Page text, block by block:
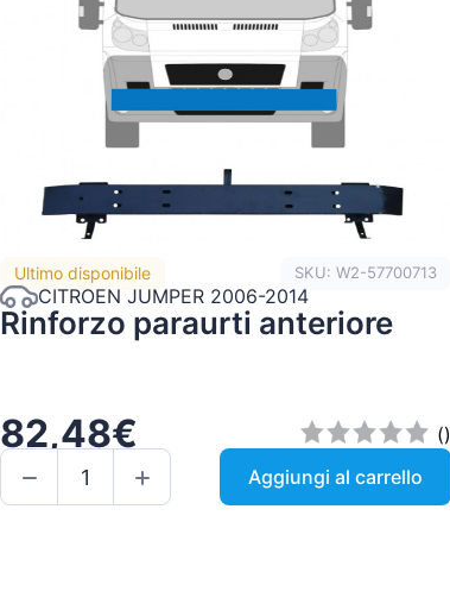
Ultimo disponibile SKU: W2-57700713
CITROEN JUMPER 2006-2014
Rinforzo paraurti anteriore
82,48€
()
Aggiungi al carrello